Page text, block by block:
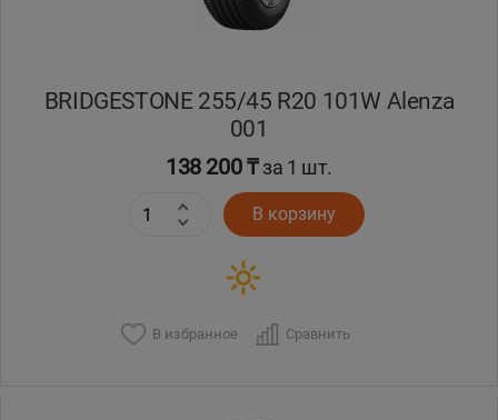
BRIDGESTONE 255/45 R20 101W Alenza
001
138 200 ₸за 1 шт.
В корзину
В избранное Сравнить